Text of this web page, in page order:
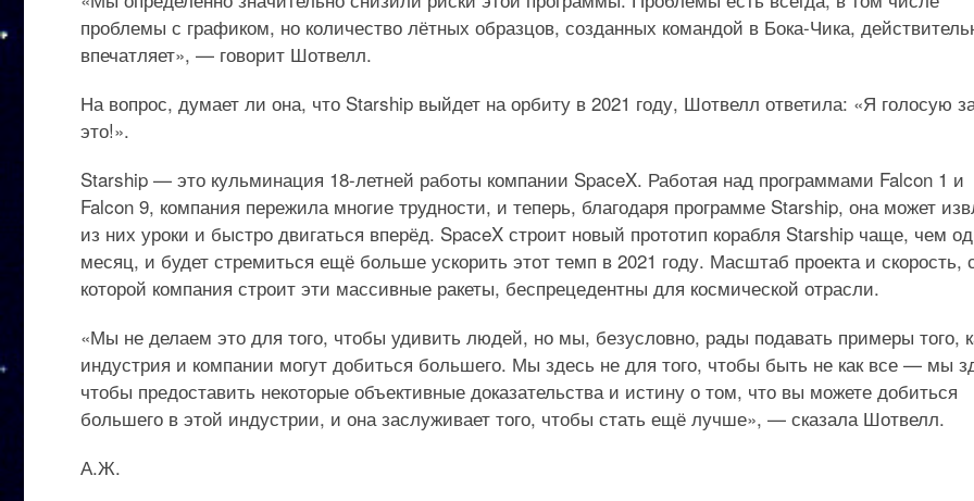
проблемы с графиком, но количество лётных образцов, созданных командой в Бока-Чика,
впечатляет», — говорит Шотвелл.
На вопрос, думает ли она, что Starship выйдет на орбиту в 2021 году, Шотвелл ответила: «Я голосую
это!».
Starship — это кульминация 18-летней работы компании SpaceX. Работая над программами Falcon 1 и
Falcon 9, компания пережила многие трудности, и теперь, благодаря программе Starship, она может
из них уроки и быстро двигаться вперёд. SpaceX строит новый прототип корабля Starship чаще, чем
месяц, и будет стремиться ещё больше ускорить этот темп в 2021 году. Масштаб проекта и скорость,
которой компания строит эти массивные ракеты, беспрецедентны для космической отрасли.
«Мы не делаем это для того, чтобы удивить людей, но мы, безусловно, рады подавать примеры того,
индустрия и компании могут добиться большего. Мы здесь не для того, чтобы быть не как все — мы
чтобы предоставить некоторые объективные доказательства и истину о том, что вы можете добиться
большего в этой индустрии, и она заслуживает того, чтобы стать ещё лучше», — сказала Шотвелл.
А.Ж.